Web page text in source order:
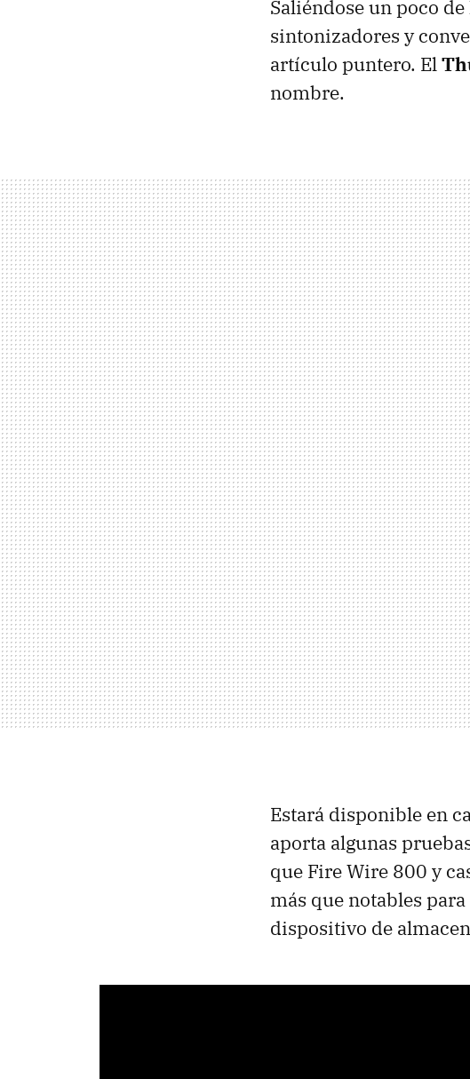
Saliéndose un poco
sintonizadores y
artículo puntero. El
nombre.
Estará disponible en
aporta algunas
que Fire Wire 800 y
más que notables
dispositivo de